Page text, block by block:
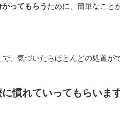
ってもらう ために、簡単なこと
、気づいたらほとんどの処置が
慣れていってもらいま